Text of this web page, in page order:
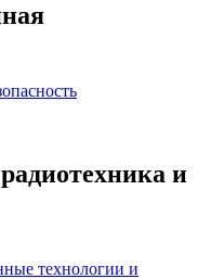
и
технологии и